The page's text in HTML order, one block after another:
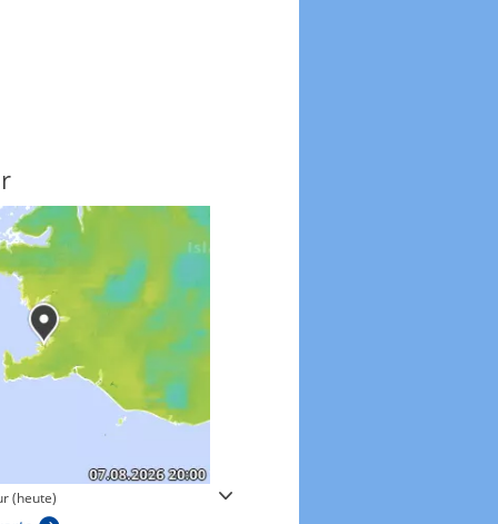
(heute) Windgeschwindigkeiten in 3h